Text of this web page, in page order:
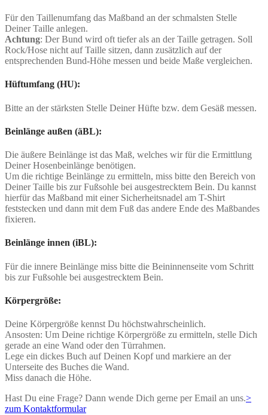
Für den Taillenumfang das Maßband an der schmalsten Stelle
Deiner Taille anlegen.
Achtung: Der Bund wird oft tiefer als an der Taille getragen. Soll
Rock/Hose nicht auf Taille sitzen, dann zusätzlich auf der
entsprechenden Bund-Höhe messen und beide Maße vergleichen.
Hüftumfang (HU):
Bitte an der stärksten Stelle Deiner Hüfte bzw. dem Gesäß messen.
Beinlänge außen (äBL):
Die äußere Beinlänge ist das Maß, welches wir für die Ermittlung
Deiner Hosenbeinlänge benötigen.
Um die richtige Beinlänge zu ermitteln, miss bitte den Bereich von
Deiner Taille bis zur Fußsohle bei ausgestrecktem Bein. Du kannst
hierfür das Maßband mit einer Sicherheitsnadel am T-Shirt
feststecken und dann mit dem Fuß das andere Ende des Maßbandes
fixieren.
Beinlänge innen (iBL):
Für die innere Beinlänge miss bitte die Beininnenseite vom Schritt
bis zur Fußsohle bei ausgestrecktem Bein.
Körpergröße:
Deine Körpergröße kennst Du höchstwahrscheinlich.
Ansosten: Um Deine richtige Körpergröße zu ermitteln, stelle Dich
gerade an eine Wand oder den Türrahmen.
Lege ein dickes Buch auf Deinen Kopf und markiere an der
Unterseite des Buches die Wand.
Miss danach die Höhe.
Hast Du eine Frage? Dann wende Dich gerne per Email an uns.>
zum Kontaktformular